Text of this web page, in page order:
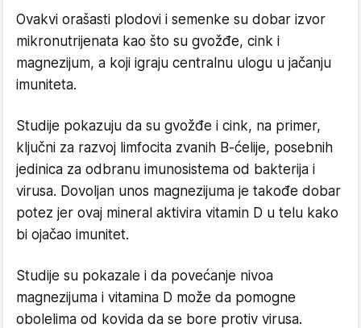
Ovakvi orašasti plodovi i semenke su dobar izvor
mikronutrijenata kao što su gvožđe, cink i
magnezijum, a koji igraju centralnu ulogu u jačanju
imuniteta.
Studije pokazuju da su gvožđe i cink, na primer,
ključni za razvoj limfocita zvanih B-ćelije, posebnih
jedinica za odbranu imunosistema od bakterija i
virusa. Dovoljan unos magnezijuma je takođe dobar
potez jer ovaj mineral aktivira vitamin D u telu kako
bi ojačao imunitet.
Studije su pokazale i da povećanje nivoa
magnezijuma i vitamina D može da pomogne
obolelima od kovida da se bore protiv virusa.